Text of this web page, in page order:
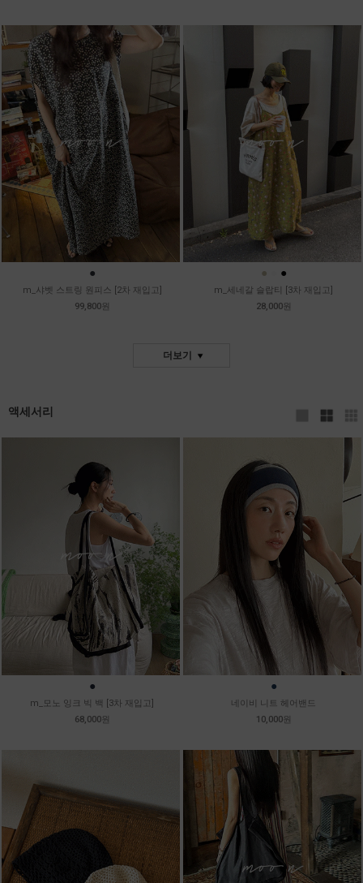
●
m_샤벳 스트링 원피스 [2차 재입고]
99,800원
● ●
m_세네갈 슬랍티 [3차 재입고]
28,000원
더보기
액세서리
●
m_모노 잉크 빅 백 [3차 재입고]
68,000원
●
네이비 니트 헤어밴드
10,000원